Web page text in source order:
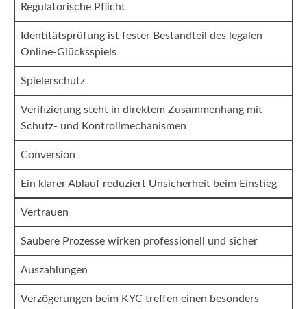
Regulatorische Pflicht
Identitätsprüfung ist fester Bestandteil des legalen
Online-Glücksspiels
Spielerschutz
Verifizierung steht in direktem Zusammenhang mit
Schutz- und Kontrollmechanismen
Conversion
Ein klarer Ablauf reduziert Unsicherheit beim Einstieg
Vertrauen
Saubere Prozesse wirken professionell und sicher
Auszahlungen
Verzögerungen beim KYC treffen einen besonders